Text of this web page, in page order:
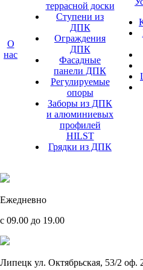
О
нас
террасной доски
Ступени из
ДПК
Ограждения
ДПК
Фасадные
панели ДПК
Регулируемые
опоры
Заборы из ДПК
и алюминиевых
профилей
HILST
Грядки из ДПК
Ежедневно
с 09.00 до 19.00
Липецк ул. Октябрьская, 53/2 оф.